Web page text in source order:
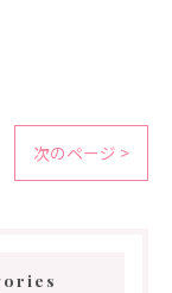
次のページ >